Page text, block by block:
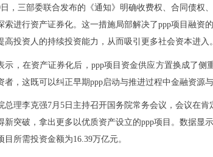
日，三部委联合发布的《通知》明确收费权、合同债权
索进行资产证券化。这一措施局部解决了ppp项目融资
高投资人的持续投资能力，从而吸引更多社会资本进入。
示，在资产证券化后， ppp项目资金供应方置换成了侧
者，这既可以纠正早期ppp启动与推进过程中金融资源
总理李克强7月5日主持召开国务院常务会议，会议在
新突破，拿出更多以优质资产设立的ppp项目。数据显
目所需投资金额为16.39万亿元。